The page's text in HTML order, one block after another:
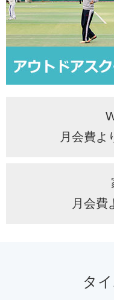
月会費よ
月会費
タ